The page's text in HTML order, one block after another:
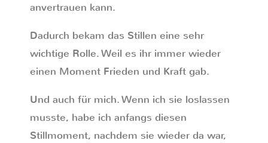
anvertrauen kann.
Dadurch bekam das Stillen eine sehr
wichtige Rolle. Weil es ihr immer wieder
einen Moment Frieden und Kraft gab.
Und auch für mich. Wenn ich sie loslassen
musste, habe ich anfangs diesen
Stillmoment, nachdem sie wieder da war,